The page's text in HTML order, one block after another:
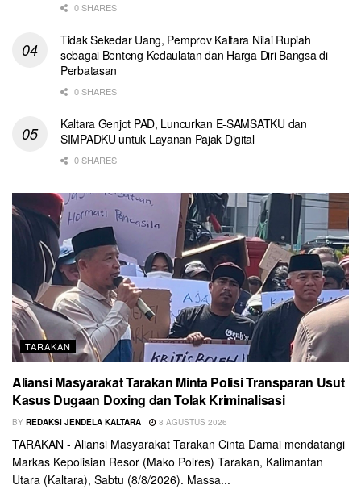
0 SHARES
Tidak Sekedar Uang, Pemprov Kaltara Nilai Rupiah
sebagai Benteng Kedaulatan dan Harga Diri Bangsa di
Perbatasan
0 SHARES
Kaltara Genjot PAD, Luncurkan E-SAMSATKU dan
SIMPADKU untuk Layanan Pajak Digital
0 SHARES
TARAKAN
Aliansi Masyarakat Tarakan Minta Polisi Transparan Usut
Kasus Dugaan Doxing dan Tolak Kriminalisasi
BY REDAKSI JENDELA KALTARA 8 AGUSTUS 2026
TARAKAN - Aliansi Masyarakat Tarakan Cinta Damai mendatangi
Markas Kepolisian Resor (Mako Polres) Tarakan, Kalimantan
Utara (Kaltara), Sabtu (8/8/2026). Massa...